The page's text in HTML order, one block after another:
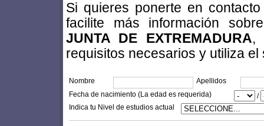
Si quieres ponerte en
facilite más información
JUNTA DE EXTREMADURA,
requisitos necesarios y utiliza el
Nombre
Apellidos
Fecha de nacimiento (La edad es requerida)
/
Indica tu Nivel de estudios actual